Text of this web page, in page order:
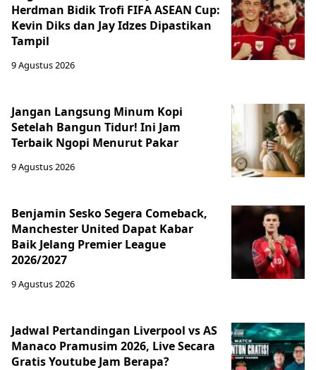
Herdman Bidik Trofi FIFA ASEAN Cup:
Kevin Diks dan Jay Idzes Dipastikan
Tampil
9 Agustus 2026
Jangan Langsung Minum Kopi
Setelah Bangun Tidur! Ini Jam
Terbaik Ngopi Menurut Pakar
9 Agustus 2026
Benjamin Sesko Segera Comeback,
Manchester United Dapat Kabar
Baik Jelang Premier League
2026/2027
9 Agustus 2026
Jadwal Pertandingan Liverpool vs AS
Manaco Pramusim 2026, Live Secara
Gratis Youtube Jam Berapa?